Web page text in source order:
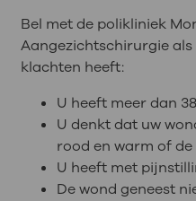
Bel met de polikliniek
Aangezichtschirurgie als
klachten heeft:
U heeft meer dan
U denkt dat uw
rood en warm of
U heeft met
De wond geneest